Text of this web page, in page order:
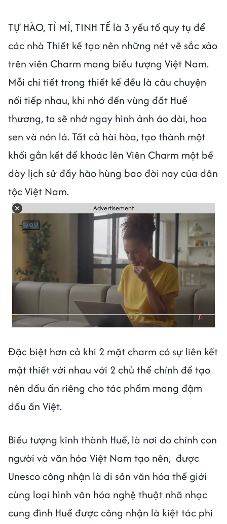
TỰ HÀO, TỈ MỈ, TINH TẾ là 3 yếu tố quy tụ để
các nhà Thiết kế tạo nên những nét vẽ sắc xảo
trên viên Charm mang biểu tượng Việt Nam.
Mỗi chi tiết trong thiết kế đều là câu chuyện
nối tiếp nhau, khi nhớ đến vùng đất Huế
thương, ta sẽ nhớ ngay hình ảnh áo dài, hoa
sen và nón lá. Tất cả hài hòa, tạo thành một
khối gắn kết để khoác lên Viên Charm một bề
dày lịch sử đầy hào hùng bao đời nay của dân
tộc Việt Nam.
Advertisement
Đặc biệt hơn cả khi 2 mặt charm có sự liên kết
mật thiết với nhau với 2 chủ thể chính để tạo
nên dấu ấn riêng cho tác phẩm mang đậm
dấu ấn Việt.
Biểu tượng kinh thành Huế, là nơi do chính con
người và văn hóa Việt Nam tạo nên, được
Unesco công nhận là di sản văn hóa thế giới
cùng loại hình văn hóa nghệ thuật nhã nhạc
cung đình Huế được công nhận là kiệt tác phi